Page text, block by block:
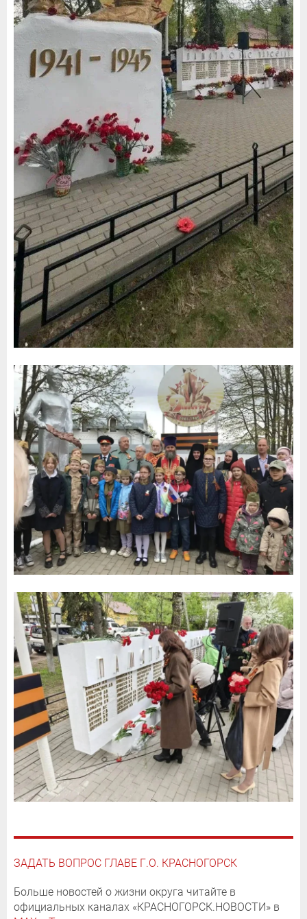
ЗАДАТЬ ВОПРОС ГЛАВЕ Г.О. КРАСНОГОРСК
Больше новостей о жизни округа читайте в
официальных каналах «КРАСНОГОРСК.НОВОСТИ» в